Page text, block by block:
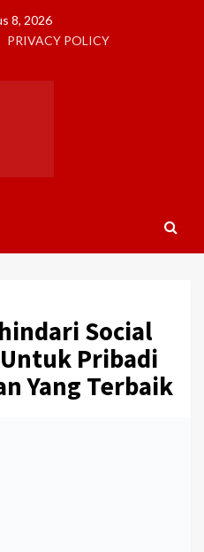
8, 2026
PRIVACY POLICY
Social
Pribadi
Yang Terbaik